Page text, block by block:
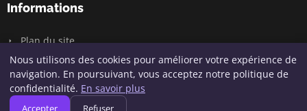
Informations
Plan du site
© 2026 Geeksunite.net. Tous droits réservés.
Nous utilisons des cookies pour améliorer votre expérience de
navigation. En poursuivant, vous acceptez notre politique de
confidentialité. En savoir plus
Accepter Refuser